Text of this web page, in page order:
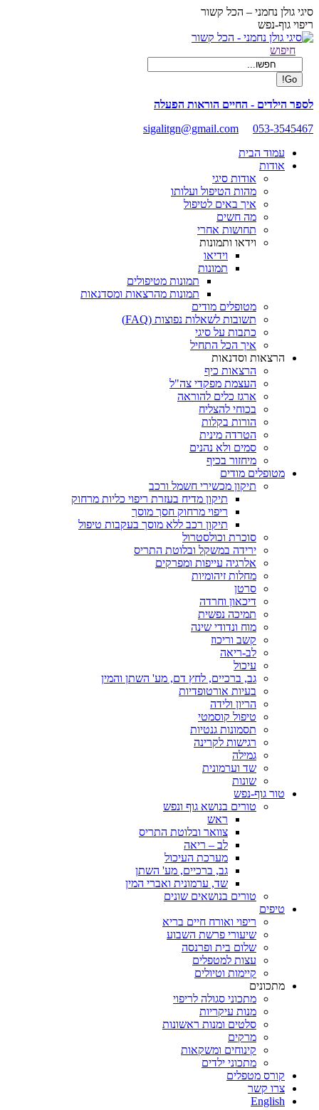
Skip
to
content
סיגי גולן נחמני – הכל קשור
ריפוי גוף-נפש
Facebook
opens
new
window
Search:
חיפוש
לספר הילדים - החיים הוראות הפעלה
sigalitgn@gmail.com
053-3545467
עמוד הבית
אודות
אודות סיגי
מהות הטיפול ועלותו
איך באים לטיפול
מה חשים
תחושות אחרי
וידאו ותמונות
וידיאו
תמונות
תמונות מטיפולים
תמונות מהרצאות ומסדנאות
מטופלים מודים
תשובות לשאלות נפוצות (FAQ)
כתבות על סיגי
איך הכל התחיל
הרצאות וסדנאות
הרצאות כיף
העצמת מפקדי צה"ל
ארגז כלים להוראה
בכוחי להצליח
הורות בקלות
הטרדה מינית
סמים ולא נהנים
מיחזור בכיף
מטופלים מודים
תיקון מכשירי חשמל ורכב
תיקון מדיח בעזרת ריפוי כליות מרחוק
ריפוי מרחוק חסך מוסך
תיקון רכב ללא מוסך בעקבות טיפול
סוכרת וכולסטרול
ירידה במשקל ובלוטת התריס
אלרגיה עייפות ומפרקים
מחלות זיהומיות
סרטן
דיכאון וחרדה
תמיכה נפשית
מוח ונדודי שינה
קשב וריכוז
לב-ריאה
עיכול
גב, ברכיים, לחץ דם, מע' השתן והמין
בעיות אורטופדיות
הריון ולידה
טיפול קוסמטי
תסמונות גנטיות
רגישות לקרינה
גמילה
שד וערמונית
שונות
טור גוף-נפש
טורים בנושא גוף ונפש
ראש
צוואר ובלוטת התריס
לב – ריאה
מערכת העיכול
גב, ברכיים, מע' השתן
שד, ערמונית ואברי המין
טורים בנושאים שונים
טיפים
ריפוי ואורח חיים בריא
שיעורי פרשת השבוע
שלום בית ופרנסה
עצות למטפלים
קיימות וטיולים
מתכונים
מתכוני סגולה לריפוי
מנות עיקריות
סלטים ומנות ראשונות
מרקים
קינוחים ומשקאות
מתכוני ילדים
קורס מטפלים
צרו קשר
English